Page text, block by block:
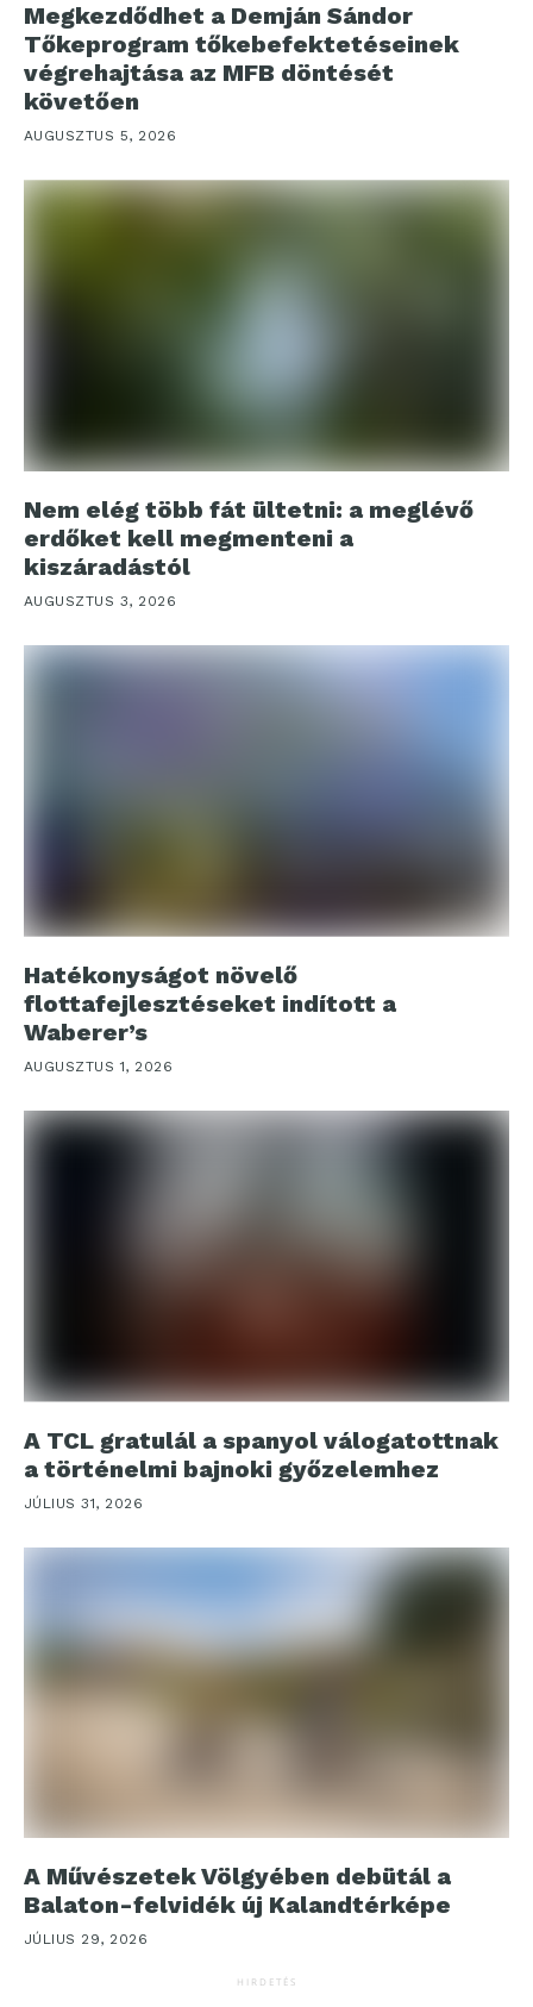
Megkezdődhet a Demján Sándor
Tőkeprogram tőkebefektetéseinek
végrehajtása az MFB döntését
követően
AUGUSZTUS 5, 2026
Nem elég több fát ültetni: a meglévő
erdőket kell megmenteni a
kiszáradástól
AUGUSZTUS 3, 2026
Hatékonyságot növelő
flottafejlesztéseket indított a
Waberer’s
AUGUSZTUS 1, 2026
A TCL gratulál a spanyol válogatottnak
a történelmi bajnoki győzelemhez
JÚLIUS 31, 2026
A Művészetek Völgyében debütál a
Balaton-felvidék új Kalandtérképe
JÚLIUS 29, 2026
HIRDETÉS